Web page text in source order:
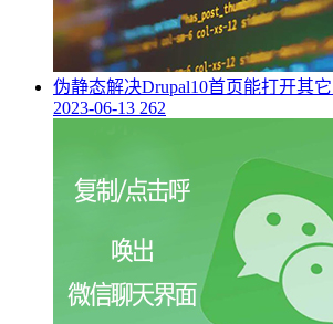
伪静态解决Drupal10首页能打开其
2023-06-13 262